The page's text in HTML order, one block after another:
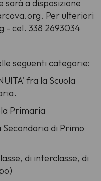
sarà a disposizione
Per ulteriori
- cel. 338 2693034
seguenti categorie:
fra la Scuola
Primaria
Secondaria di Primo
di interclasse, di